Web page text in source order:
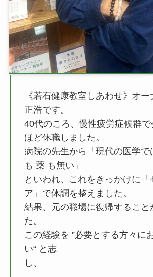
《若石健康教室しあわせ》オー
正浩です。
40代のころ、慢性疲労症候群
ほど休職しました。
病院の先生から「現代の医学で
も 薬 も無い」
といわれ、これをきっかけに「
ア」で体調を整えました。
結果、元の職場に復帰すること
た。
この経験を ”必要とする方々に
い“ と志
し